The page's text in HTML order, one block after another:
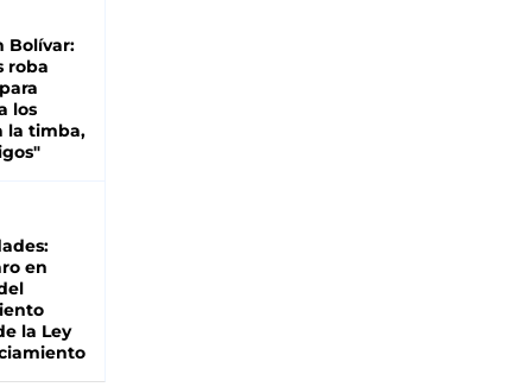
Bolívar:
roba
los
la timba,
en
la Ley